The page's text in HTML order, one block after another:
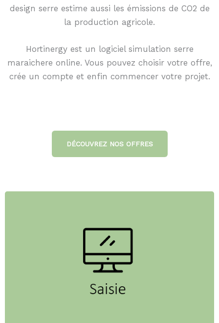
design serre estime aussi les émissions de CO2 de
la production agricole.
Hortinergy est un logiciel simulation serre
maraichere online. Vous pouvez choisir votre offre,
crée un compte et enfin commencer votre projet.
DÉCOUVREZ NOS OFFRES
Entrez vos données en quelques minutes